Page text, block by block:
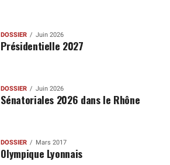
DOSSIER Juin 2026
Présidentielle 2027
DOSSIER Juin 2026
Sénatoriales 2026 dans le Rhône
DOSSIER Mars 2017
Olympique Lyonnais